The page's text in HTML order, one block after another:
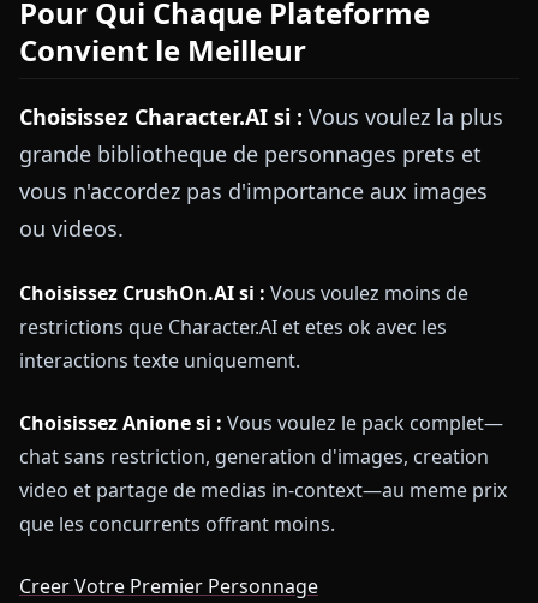
Pour Qui Chaque Plateforme
Convient le Meilleur
Choisissez Character.AI si : Vous voulez la plus
grande bibliotheque de personnages prets et
vous n'accordez pas d'importance aux images
ou videos.
Choisissez CrushOn.AI si : Vous voulez moins de
restrictions que Character.AI et etes ok avec les
interactions texte uniquement.
Choisissez Anione si : Vous voulez le pack complet—
chat sans restriction, generation d'images, creation
video et partage de medias in-context—au meme prix
que les concurrents offrant moins.
Creer Votre Premier Personnage